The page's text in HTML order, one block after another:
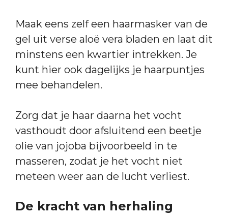
Maak eens zelf een haarmasker van de
gel uit verse aloë vera bladen en laat dit
minstens een kwartier intrekken. Je
kunt hier ook dagelijks je haarpuntjes
mee behandelen.
Zorg dat je haar daarna het vocht
vasthoudt door afsluitend een beetje
olie van jojoba bijvoorbeeld in te
masseren, zodat je het vocht niet
meteen weer aan de lucht verliest.
De kracht van herhaling